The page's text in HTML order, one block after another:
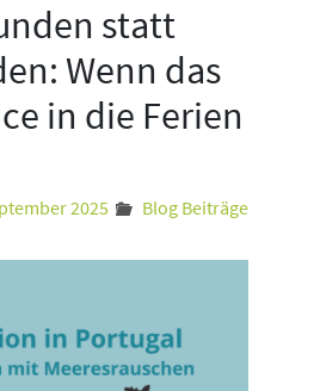
statt
Wenn das
in die Ferien
2025
Blog Beiträge